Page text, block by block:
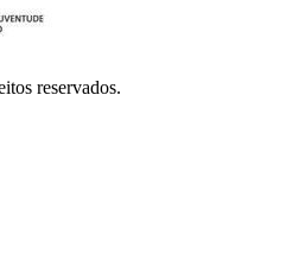
reservados.